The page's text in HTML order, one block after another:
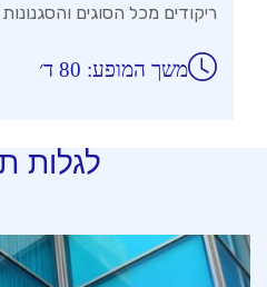
ריקודים מכל הסוגים
משך המופע: 80 ד׳
לגלות